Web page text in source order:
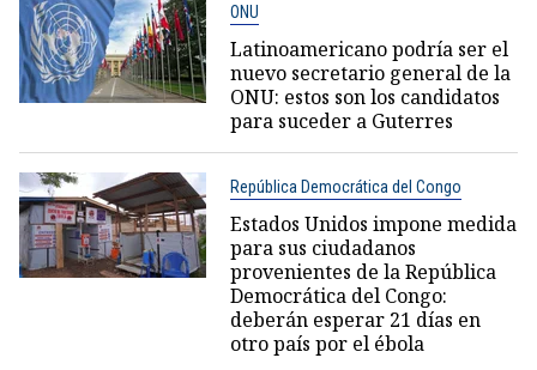
ONU
Latinoamericano podría ser el
nuevo secretario general de la
ONU: estos son los candidatos
para suceder a Guterres
República Democrática del Congo
Estados Unidos impone medida
para sus ciudadanos
provenientes de la República
Democrática del Congo:
deberán esperar 21 días en
otro país por el ébola